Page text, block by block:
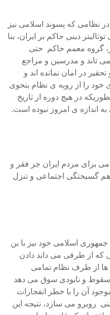
نظامی که پسوند اسلامی نيز
دينی حاکم بر ايران، بنا
گروه معمم حاکم حتی
تابد و مدرسين و مراجع
در امان نمانده اند و
خود را از رويه ی نظام بنحوی
در هيچ دوره از تاريخ
اندازه ی امروز نبوده است.
برای مردم ايران جز فقر و
گسيختگی اجتماعی و تنزل
اسلامی خود نيز با بن
از طرفی می داند دادن
ها از طرف نظام تمامی
سقوط و نابودی سوق می دهد
آن را با خطر انفجارات
روبرو می سازد، نتيجه اين